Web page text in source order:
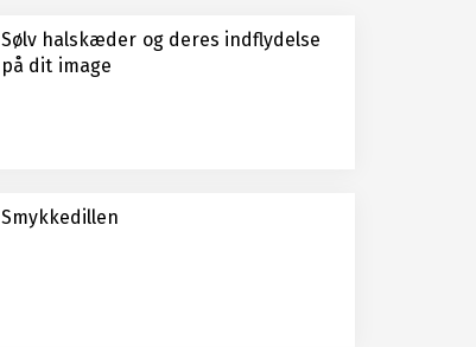
Sølv halskæder og deres indflydelse
på dit image
Smykkedillen